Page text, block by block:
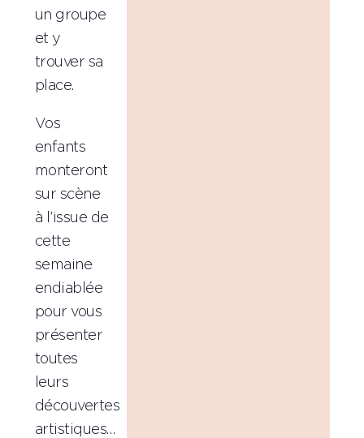
un groupe
et y
trouver sa
place.
Vos
enfants
monteront
sur scène
à l’issue de
cette
semaine
endiablée
pour vous
présenter
toutes
leurs
découvertes
artistiques…